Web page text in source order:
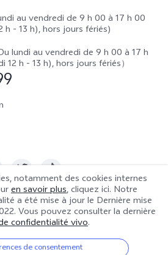
garantie
ICP
SBE
au vendredi de 9 h 00 à 17 h 00
h - 13 h), hors jours fériés)
lundi au vendredi de 9 h 00 à 17 h
h - 13 h), hors jours fériés）
un pays / une région
notamment des cookies internes
en savoir plus, cliquez ici. Notre
a été mise à jour le Dernière mise
. Vous pouvez consulter la dernière
confidentialité vivo.
de consentement